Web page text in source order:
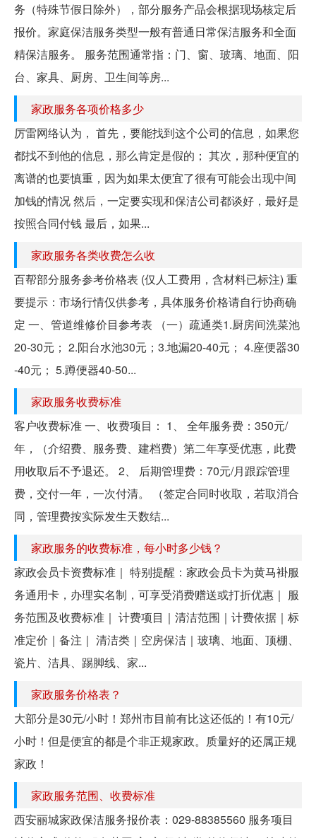
务（特殊节假日除外），部分服务产品会根据现场核定后
报价。家庭保洁服务类型一般有普通日常保洁服务和全面
精保洁服务。 服务范围通常指：门、窗、玻璃、地面、阳
台、家具、厨房、卫生间等房...
家政服务各项价格多少
厉雷网络认为， 首先，要能找到这个公司的信息，如果您
都找不到他的信息，那么肯定是假的； 其次，那种便宜的
离谱的也要慎重，因为如果太便宜了很有可能会出现中间
加钱的情况 然后，一定要实现和保洁公司都谈好，最好是
按照合同付钱 最后，如果...
家政服务各类收费怎么收
百帮部分服务参考价格表 (仅人工费用，含材料已标注) 重
要提示：市场行情仅供参考，具体服务价格请自行协商确
定 一、管道维修价目参考表 （一）疏通类1.厨房间洗菜池
20-30元； 2.阳台水池30元；3.地漏20-40元； 4.座便器30
-40元； 5.蹲便器40-50...
家政服务收费标准
客户收费标准 一、收费项目： 1、 全年服务费：350元/
年，（介绍费、服务费、建档费）第二年享受优惠，此费
用收取后不予退还。 2、 后期管理费：70元/月跟踪管理
费，交付一年，一次付清。 （签定合同时收取，若取消合
同，管理费按实际发生天数结...
家政服务的收费标准，每小时多少钱？
家政会员卡资费标准｜ 特别提醒：家政会员卡为黄马褂服
务通用卡，办理实名制，可享受消费赠送或打折优惠｜ 服
务范围及收费标准｜ 计费项目｜清洁范围｜计费依据｜标
准定价｜备注｜ 清洁类｜空房保洁｜玻璃、地面、顶棚、
瓷片、洁具、踢脚线、家...
家政服务价格表？
大部分是30元/小时！郑州市目前有比这还低的！有10元/
小时！但是便宜的都是个非正规家政。质量好的还属正规
家政！
家政服务范围、收费标准
西安丽城家政保洁服务报价表：029-88385560 服务项目